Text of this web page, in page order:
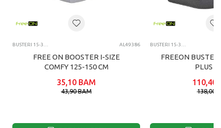
BUSTERI 15-36KG AL49386
FREE ON BOOSTER I-SIZE
COMFY 125-150 CM
35,10 BAM
43,90BAM
BUSTERI 15-36KG
FREEON BUSTER
PLUS
110,40
138,00